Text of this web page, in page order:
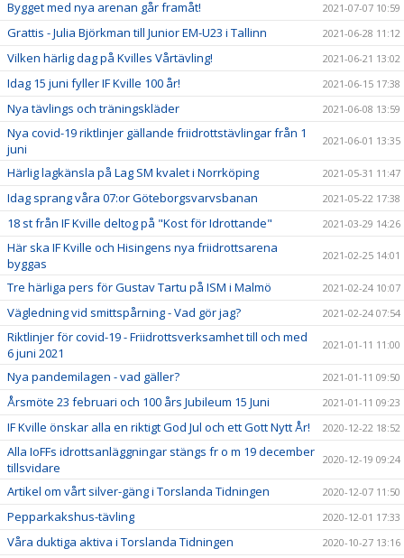
Bygget med nya arenan går framåt! 2021-07-07 10:59
Grattis - Julia Björkman till Junior EM-U23 i Tallinn 2021-06-28 11:12
Vilken härlig dag på Kvilles Vårtävling! 2021-06-21 13:02
Idag 15 juni fyller IF Kville 100 år! 2021-06-15 17:38
Nya tävlings och träningskläder 2021-06-08 13:59
Nya covid-19 riktlinjer gällande friidrottstävlingar från 1
juni
2021-06-01 13:35
Härlig lagkänsla på Lag SM kvalet i Norrköping 2021-05-31 11:47
Idag sprang våra 07:or Göteborgsvarvsbanan 2021-05-22 17:38
18 st från IF Kville deltog på "Kost för Idrottande" 2021-03-29 14:26
Här ska IF Kville och Hisingens nya friidrottsarena
byggas
2021-02-25 14:01
Tre härliga pers för Gustav Tartu på ISM i Malmö 2021-02-24 10:07
Vägledning vid smittspårning - Vad gör jag? 2021-02-24 07:54
Riktlinjer för covid-19 - Friidrottsverksamhet till och med
6 juni 2021
2021-01-11 11:00
Nya pandemilagen - vad gäller? 2021-01-11 09:50
Årsmöte 23 februari och 100 års Jubileum 15 Juni 2021-01-11 09:23
IF Kville önskar alla en riktigt God Jul och ett Gott Nytt År! 2020-12-22 18:52
Alla IoFFs idrottsanläggningar stängs fr o m 19 december
tillsvidare
2020-12-19 09:24
Artikel om vårt silver-gäng i Torslanda Tidningen 2020-12-07 11:50
Pepparkakshus-tävling 2020-12-01 17:33
Våra duktiga aktiva i Torslanda Tidningen 2020-10-27 13:16